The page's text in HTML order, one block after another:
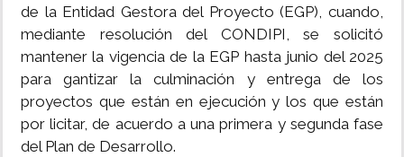
de la Entidad Gestora del Proyecto (EGP), cuando,
mediante resolución del CONDIPI, se solicitó
mantener la vigencia de la EGP hasta junio del 2025
para gantizar la culminación y entrega de los
proyectos que están en ejecución y los que están
por licitar, de acuerdo a una primera y segunda fase
del Plan de Desarrollo.